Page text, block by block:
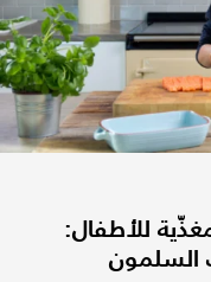
للأطفال:
السلمون